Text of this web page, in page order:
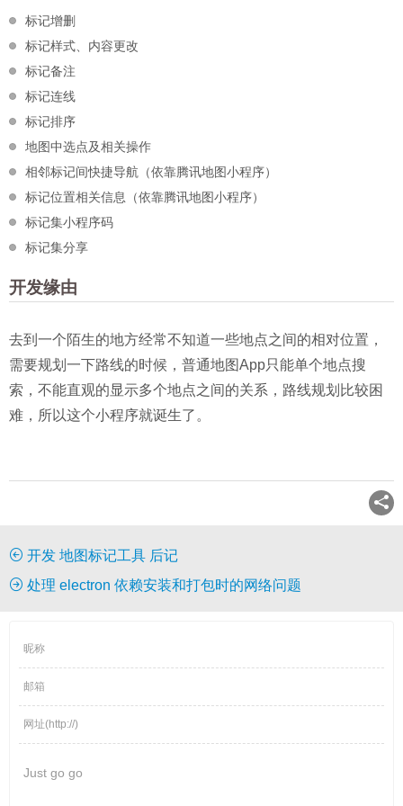
标记增删
标记样式、内容更改
标记备注
标记连线
标记排序
地图中选点及相关操作
相邻标记间快捷导航（依靠腾讯地图小程序）
标记位置相关信息（依靠腾讯地图小程序）
标记集小程序码
标记集分享
开发缘由
去到一个陌生的地方经常不知道一些地点之间的相对位置，
需要规划一下路线的时候，普通地图App只能单个地点搜
索，不能直观的显示多个地点之间的关系，路线规划比较困
难，所以这个小程序就诞生了。
开发 地图标记工具 后记
处理 electron 依赖安装和打包时的网络问题